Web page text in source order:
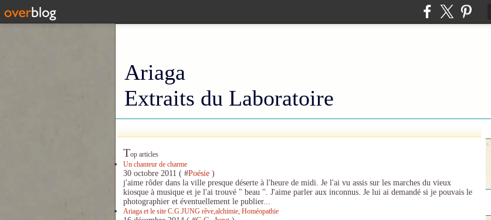
Ariaga
Extraits du Laboratoire
Top articles
Un chanteur de charme
30 octobre 2011 ( #Poésie )
j'aime rôder dans la ville presque déserte à l'heure de midi. Je l'ai vu assis sur les marches du vieux
kiosque à musique et je l'ai trouvé " beau ". J'aime parler aux inconnus. Je lui ai demandé si je pouvais le
photographier et éventuellement le publier...
Ariaga et le site C.G.JUNG rêve,alchimie, Homéopathie